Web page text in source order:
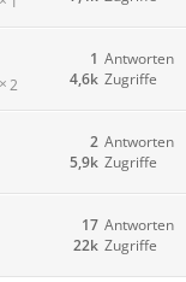
2
Antworten
1
Zugriffe
4,6k
Antworten
2
Zugriffe
5,9k
Antworten
17
Zugriffe
22k